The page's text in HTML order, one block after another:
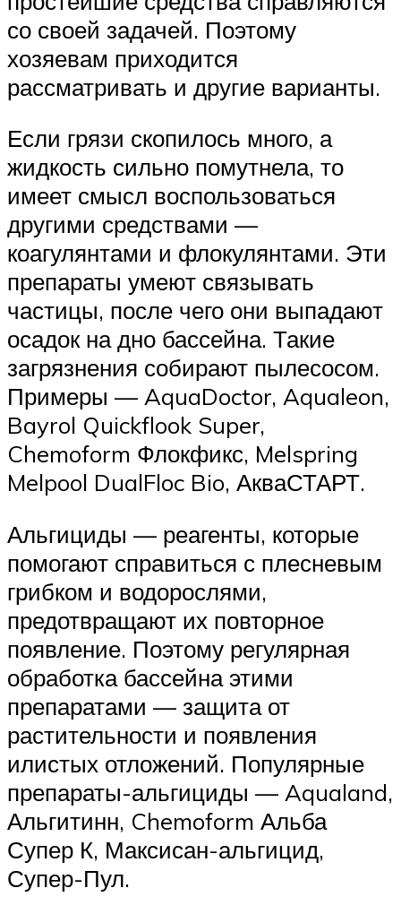
со своей задачей. Поэтому
хозяевам приходится
рассматривать и другие варианты.
Если грязи скопилось много, а
жидкость сильно помутнела, то
имеет смысл воспользоваться
другими средствами —
коагулянтами и флокулянтами. Эти
препараты умеют связывать
частицы, после чего они выпадают
осадок на дно бассейна. Такие
загрязнения собирают пылесосом.
Примеры — AquaDoctor, Aqualeon,
Bayrol Quickflook Super,
Chemoform Флокфикс, Melspring
Melpool DualFloc Bio, АкваСТАРТ.
Альгициды — реагенты, которые
помогают справиться с плесневым
грибком и водорослями,
предотвращают их повторное
появление. Поэтому регулярная
обработка бассейна этими
препаратами — защита от
растительности и появления
илистых отложений. Популярные
препараты-альгициды — Aqualand,
Альгитинн, Chemoform Альба
Супер К, Максисан-альгицид,
Супер-Пул.